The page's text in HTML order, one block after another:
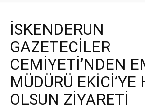
İSKENDERUN
GAZETECİLER
CEMİYETİ’NDEN
MÜDÜRÜ EKİCİ’YE
OLSUN ZİYARETİ